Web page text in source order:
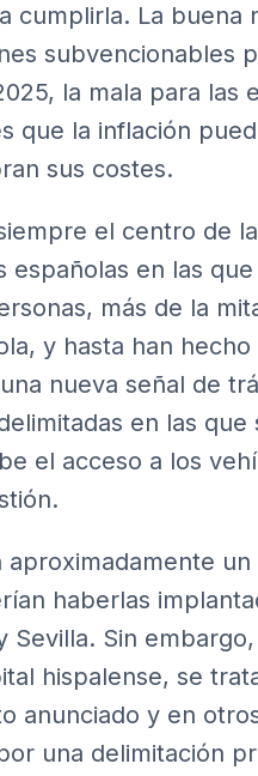
cumplirla. La buena
subvencionables
la mala para las
que la inflación
sus costes.
el centro de
españolas en las
más de la
y hasta han hecho
nueva señal de
en las que
el acceso a los
haberlas
Sevilla. Sin
hispalense, se
anunciado y en
una delimitación